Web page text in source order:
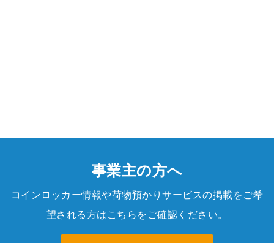
事業主の方へ
コインロッカー情報や荷物預かりサービスの掲載をご希
望される方はこちらをご確認ください。